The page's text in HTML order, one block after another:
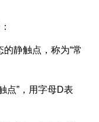
静触点，称为“常
”，用字母D表